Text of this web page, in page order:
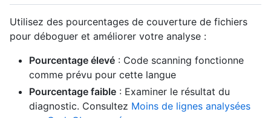
Utilisez des pourcentages de couverture de fichiers
pour déboguer et améliorer votre analyse :
Pourcentage élevé : Code scanning fonctionne
comme prévu pour cette langue
Pourcentage faible : Examiner le résultat du
diagnostic. Consultez Moins de lignes analysées